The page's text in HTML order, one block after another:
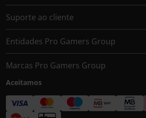
Suporte ao cliente
Entidades Pro Gamers Group
Marcas Pro Gamers Group
Aceitamos